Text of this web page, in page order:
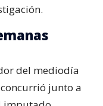
del mediodía
junto a